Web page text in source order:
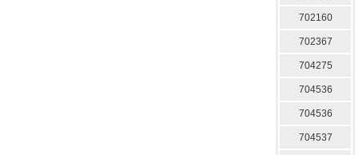
702160
702367
704275
704536
704536
704537